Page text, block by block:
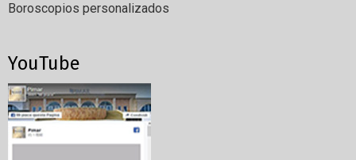
Boroscopios personalizados
YouTube